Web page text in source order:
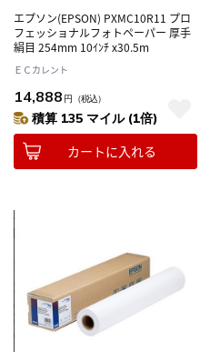
エプソン(EPSON) PXMC10R11 プロ
フェッショナルフォトペーパー 厚手
絹目 254mm 10ｲﾝﾁ x30.5m
ＥＣカレント
14,888 円 （税込）
積算 135 マイル (1倍)
カートに入れる